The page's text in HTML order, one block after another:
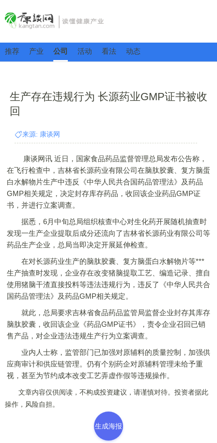
推荐 产业 公司 活动 看法 动态
生产存在违规行为 长源药业GMP证书被收
回
来源: 康谈网
康谈网讯 近日，国家食品药品监督管理总局发布公告称，
在飞行检查中，吉林省长源药业有限公司在脑肽胶囊、复方脑蛋
白水解物片生产中违反《中华人民共合国药品管理法》及药品
GMP相关规定，决定封存库存药品，收回该企业药品GMP证
书，并进行立案调查。
据悉，6月中旬总局组织核查中心对生化药开展随机抽查时
发现一生产企业提取后成分还流向了吉林省长源药业有限公司等
药品生产企业，总局当即决定开展延伸检查。
在对长源药业生产的脑肽胶囊、复方脑蛋白水解物片等***
生产抽查时发现，企业存在改变猪脑提取工艺、编造记录、擅自
使用猪脑干渣直接投料等违法违规行为，违反了《中华人民共合
国药品管理法》及药品GMP相关规定。
就此，总局要求吉林省食品药品监管局监督企业封存其库存
脑肽胶囊，收回该企业《药品GMP证书》，责令企业召回已销
售产品，对企业违法违规生产行为立案调查。
业内人士称，监管部门已加强对原辅料的质量控制，加强供
应商审计和供应链管理。仍有个别药企对原辅料管理未给予重
视，甚至为节约成本改变工艺弄虚作假等违规操作。
文章内容仅供阅读，不构成投资建议，请谨慎对待。投资者据此
操作，风险自担。
生成海报